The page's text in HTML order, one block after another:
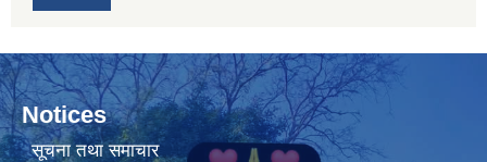
Notices
सूचना तथा समाचार